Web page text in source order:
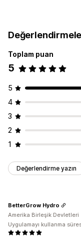
Toplam puan
5
5
4
3
2
1
Değerlendirme yazın
BetterGrow Hydro
Amerika Birleşik Devletleri
Uygulamayı kullanma